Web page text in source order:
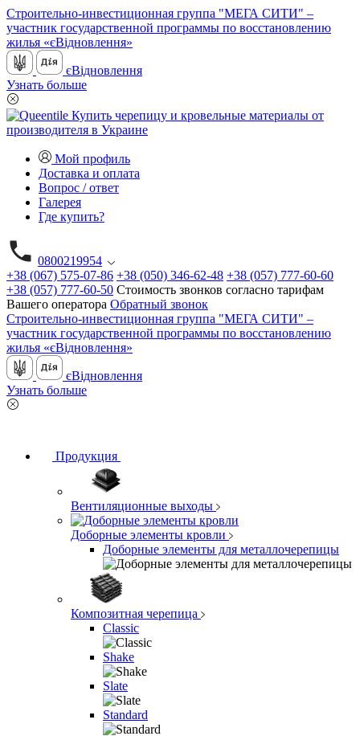
Строительно-инвестиционная группа "МЕГА СИТИ" –
участник государственной программы по восстановлению
жилья «єВідновлення»
єВідновлення
Узнать больше
Мой профиль
Доставка и оплата
Вопрос / ответ
Галерея
Где купить?
0800219954
+38 (067) 575-07-86 +38 (050) 346-62-48 +38 (057) 777-60-60
+38 (057) 777-60-50 Стоимость звонков согласно тарифам
Вашего оператора Обратный звонок
Строительно-инвестиционная группа "МЕГА СИТИ" –
участник государственной программы по восстановлению
жилья «єВідновлення»
єВідновлення
Узнать больше
Продукция
Вентиляционные выходы
Доборные элементы кровли
Доборные элементы для металлочерепицы
Композитная черепица
Classic
Shake
Slate
Standard